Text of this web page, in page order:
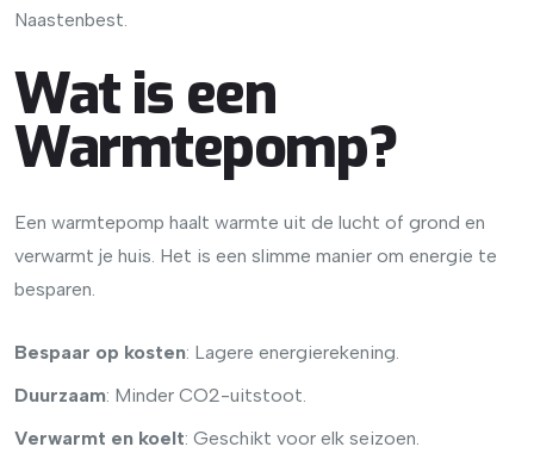
Naastenbest.
Wat is een
Warmtepomp?
Een warmtepomp haalt warmte uit de lucht of grond en
verwarmt je huis. Het is een slimme manier om energie te
besparen.
Bespaar op kosten: Lagere energierekening.
Duurzaam: Minder CO2-uitstoot.
Verwarmt en koelt: Geschikt voor elk seizoen.